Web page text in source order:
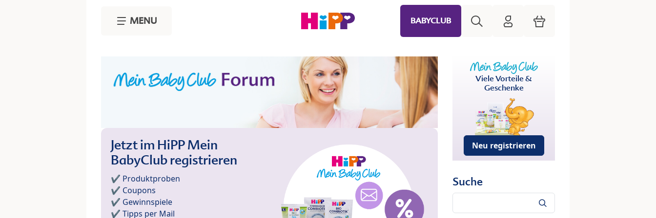
MENU BABYCLUB HiPP Mein Babyclub
Warenkorb
Jetzt im HiPP Mein
BabyClub registrieren
✔️ Produktproben
✔️ Coupons
✔️ Gewinnspiele
✔️ Tipps per Mail
Viele Vorteile &
Geschenke
Neu registrieren
Suche